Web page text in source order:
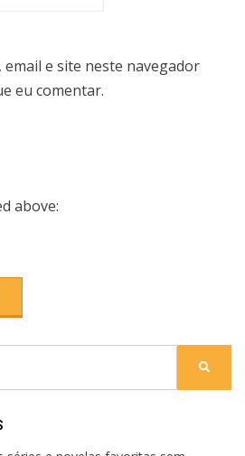
e site neste navegador
eu comentar.
above: